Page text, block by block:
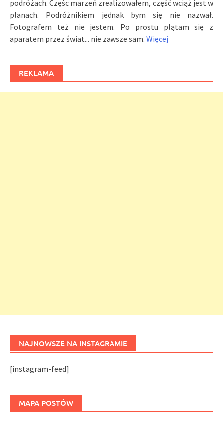
podróżach. Częśc marzeń zrealizowałem, część wciąż jest w
planach. Podróżnikiem jednak bym się nie nazwał.
Fotografem też nie jestem. Po prostu plątam się z
aparatem przez świat... nie zawsze sam. Więcej
REKLAMA
NAJNOWSZE NA INSTAGRAMIE
[instagram-feed]
MAPA POSTÓW